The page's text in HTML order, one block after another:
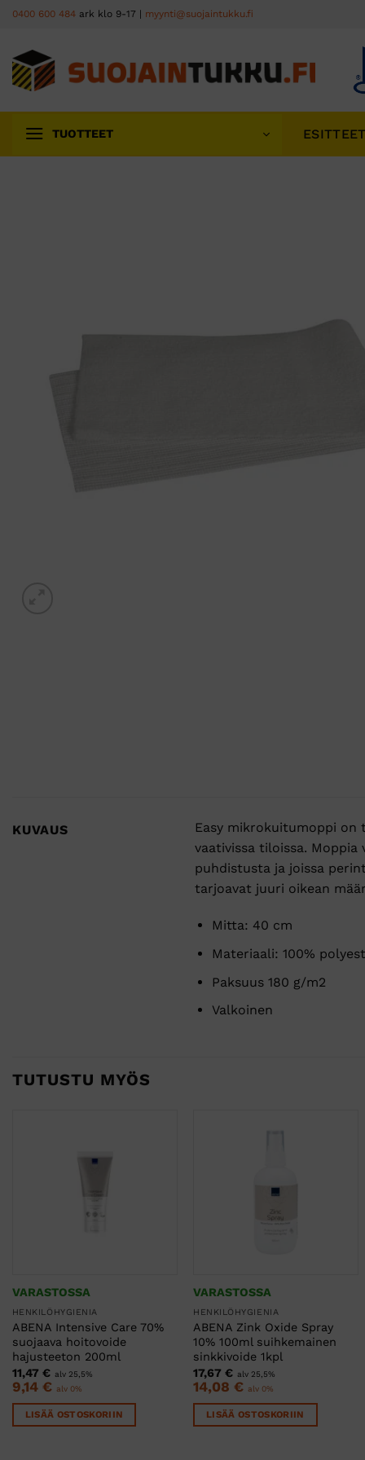
Skip
content
0400 600 484 ark klo 9-17 | myynti@suojaintukku.fi
TUOTTEET
KUVAUS
Easy mikrokuitumoppi on
vaativissa tiloissa.
puhdistusta ja joissa
tarjoavat juuri oikean
Mitta: 40 cm
Materiaali: 100%
Paksuus 180 g/m2
Valkoinen
TUTUSTU MYÖS
VARASTOSSA
HENKILÖHYGIENIA
ABENA Intensive Care 70%
suojaava hoitovoide
hajusteeton 200ml
11,47 € alv 25,5%
9,14 € alv 0%
LISÄÄ OSTOSKORIIN
VARASTOSSA
HENKILÖHYGIENIA
ABENA Zink Oxide Spray
10% 100ml suihkemainen
sinkkivoide 1kpl
17,67€ alv 25,5%
14,08€ alv 0%
LISÄÄ OSTOSKORIIN